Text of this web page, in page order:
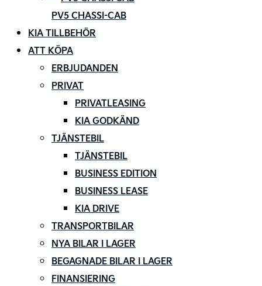
PV5 CHASSI-CAB
KIA TILLBEHÖR
ATT KÖPA
ERBJUDANDEN
PRIVAT
PRIVATLEASING
KIA GODKÄND
TJÄNSTEBIL
TJÄNSTEBIL
BUSINESS EDITION
BUSINESS LEASE
KIA DRIVE
TRANSPORTBILAR
NYA BILAR I LAGER
BEGAGNADE BILAR I LAGER
FINANSIERING